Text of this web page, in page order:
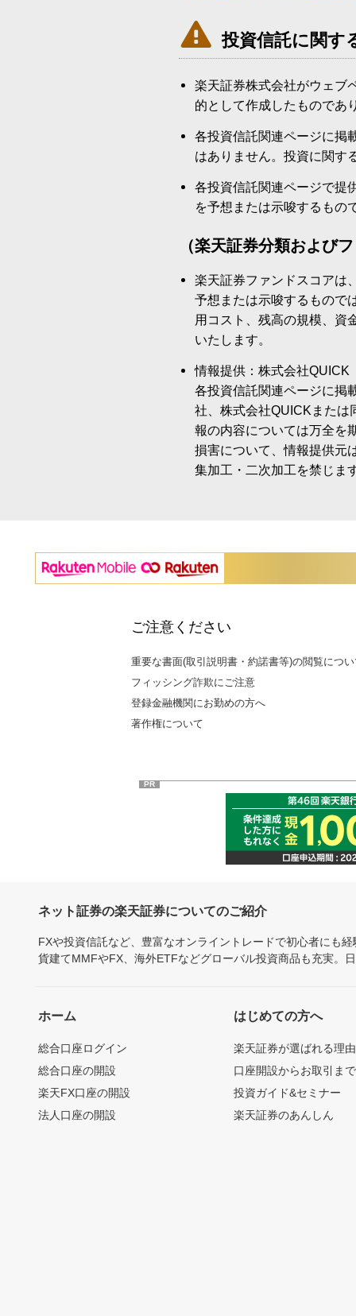
 投資信託に関す
楽天証券株式会社がウェブ
的として作成したものであ
各投資信託関連ページに掲
はありません。投資に関す
各投資信託関連ページで提
を予想または示唆するもの
（楽天証券分類および
楽天証券ファンドスコアは
予想または示唆するもので
用コスト、残高の規模、資
いたします。
情報提供：株式会社QUICK
各投資信託関連ページに掲
社、株式会社QUICKまたは
報の内容については万全を
損害について、情報提供元
集加工・二次加工を禁じま
ご注意ください
重要な書面(取引説明書・約諾書等)の閲覧につ
フィッシング詐欺にご注意
登録金融機関にお勤めの方へ
著作権について
PR
ネット証券の楽天証券についてのご紹介
FXや投資信託など、豊富なオンライントレードで初心者にも
貨建てMMFやFX、海外ETFなどグローバル投資商品も充実。
ホーム
総合口座ログイン
総合口座の開設
楽天FX口座の開設
法人口座の開設
はじめての方へ
楽天証券が選ばれる理由
口座開設からお取引ま
投資ガイド&セミナー
楽天証券のあんしん